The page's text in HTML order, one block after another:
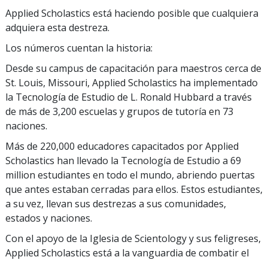
Applied Scholastics está haciendo posible que cualquiera
adquiera esta destreza.
Los números cuentan la historia:
Desde su campus de capacitación para maestros cerca de
St. Louis, Missouri, Applied Scholastics ha implementado
la Tecnología de Estudio de L. Ronald Hubbard a través
de más de 3,200 escuelas y grupos de tutoría en 73
naciones.
Más de 220,000 educadores capacitados por Applied
Scholastics han llevado la Tecnología de Estudio a 69
million estudiantes en todo el mundo, abriendo puertas
que antes estaban cerradas para ellos. Estos estudiantes,
a su vez, llevan sus destrezas a sus comunidades,
estados y naciones.
Con el apoyo de la Iglesia de Scientology y sus feligreses,
Applied Scholastics está a la vanguardia de combatir el